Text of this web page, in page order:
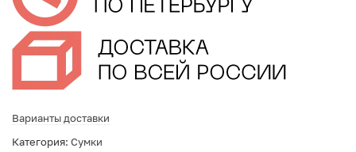
Варианты доставки
Категория: Сумки